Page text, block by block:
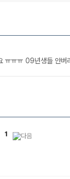
ㅠㅠㅠ 09년생들 안버
1